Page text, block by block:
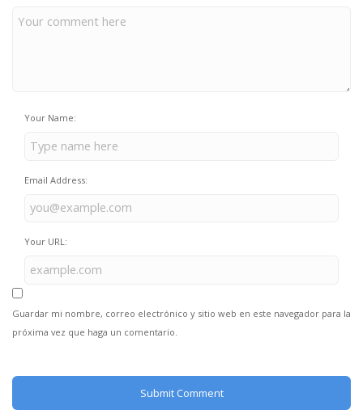
Your Name:
Email Address:
Your URL:
Guardar mi nombre, correo electrónico y sitio web en este navegador para la
próxima vez que haga un comentario.